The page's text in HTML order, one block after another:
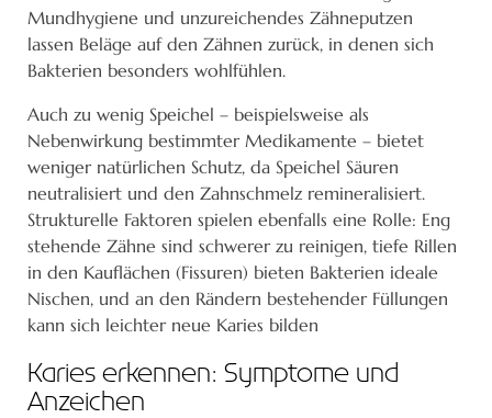
Mundhygiene und unzureichendes Zähneputzen
lassen Beläge auf den Zähnen zurück, in denen sich
Bakterien besonders wohlfühlen.
Auch zu wenig Speichel – beispielsweise als
Nebenwirkung bestimmter Medikamente – bietet
weniger natürlichen Schutz, da Speichel Säuren
neutralisiert und den Zahnschmelz remineralisiert.
Strukturelle Faktoren spielen ebenfalls eine Rolle: Eng
stehende Zähne sind schwerer zu reinigen, tiefe Rillen
in den Kauflächen (Fissuren) bieten Bakterien ideale
Nischen, und an den Rändern bestehender Füllungen
kann sich leichter neue Karies bilden
Karies erkennen: Symptome und
Anzeichen